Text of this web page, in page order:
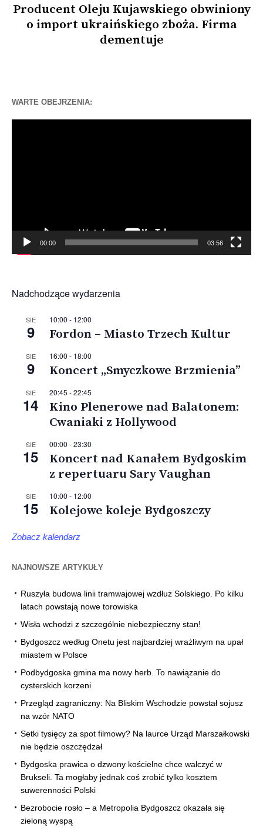
Producent Oleju Kujawskiego obwiniony
o import ukraińskiego zboża. Firma
dementuje
WARTE OBEJRZENIA:
00:00 03:56
Nadchodzące wydarzenia
SIE
9
10:00 - 12:00
Fordon – Miasto Trzech Kultur
SIE
9
16:00 - 18:00
Koncert „Smyczkowe Brzmienia”
SIE
14
20:45 -22:45
Kino Plenerowe nad Balatonem:
Cwaniaki z Hollywood
SIE
15
00:00 -23:30
Koncert nad Kanałem Bydgoskim
z repertuaru Sary Vaughan
SIE
15
10:00 - 12:00
Kolejowe koleje Bydgoszczy
Zobacz kalendarz
NAJNOWSZE ARTYKUŁY
Ruszyła budowa linii tramwajowej wzdłuż Solskiego. Po kilku
latach powstają nowe torowiska
Wisła wchodzi z szczególnie niebezpieczny stan!
Bydgoszcz według Onetu jest najbardziej wrażliwym na upał
miastem w Polsce
Podbydgoska gmina ma nowy herb. To nawiązanie do
cysterskich korzeni
Przegląd zagraniczny: Na Bliskim Wschodzie powstał sojusz
na wzór NATO
Setki tysięcy za spot filmowy? Na laurce Urząd Marszałkowski
nie będzie oszczędzał
Bydgoska prawica o dzwony kościelne chce walczyć w
Brukseli. Ta mogłaby jednak coś zrobić tylko kosztem
suwerenności Polski
Bezrobocie rosło – a Metropolia Bydgoszcz okazała się
zieloną wyspą